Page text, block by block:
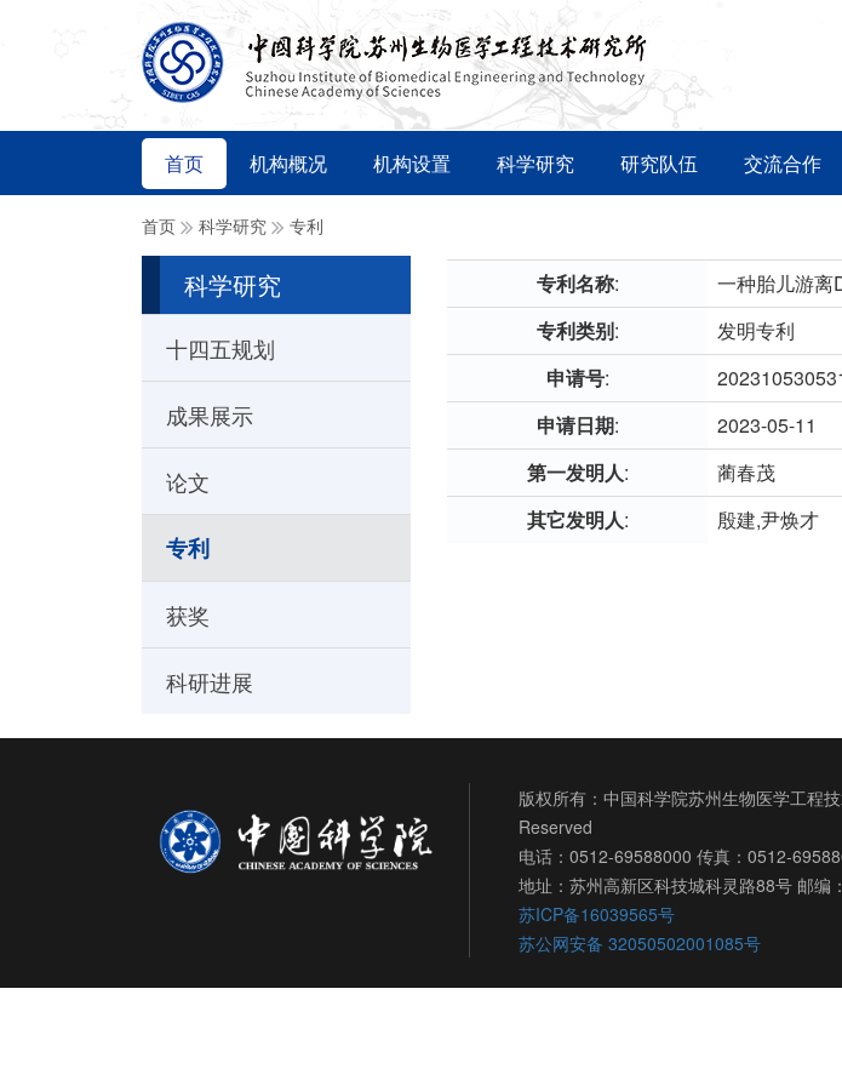
首页 机构概况 机构设置 科学研究 研究队伍 交流合作
首页 科学研究 专利
科学研究
十四五规划
成果展示
论文
专利
获奖
科研进展
专利名称:
一种胎儿游离
专利类别:
发明专利
申请号:
申请日期:
2023-05-11
第一发明人:
蔺春茂
其它发明人: 殷建,尹焕才
版权所有：中国科学院苏州生物医学工程
Reserved
电话：0512-69588000 传真：0512-
地址：苏州高新区科技城科灵路88号 邮编
苏ICP备16039565号
苏公网安备 32050502001085号